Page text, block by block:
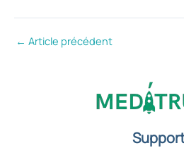
← Article précédent